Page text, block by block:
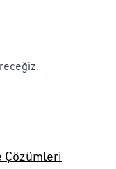
Çözümleri